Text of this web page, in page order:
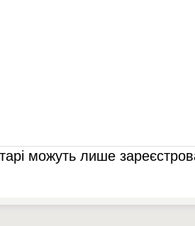
можуть лише